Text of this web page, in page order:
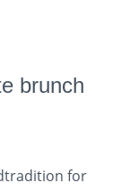
brunch
for